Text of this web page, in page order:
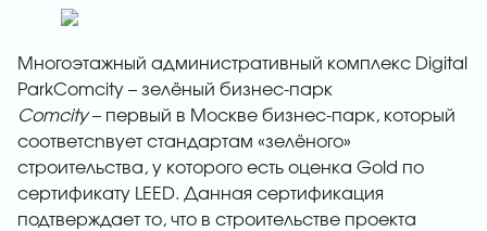
Многоэтажный административный комплекс Digital
ParkComcity – зелёный бизнес-парк
Comcity– первый в Москве бизнес-парк, который
соответсnвует стандартам «зелёного»
строительства, у которого есть оценка Gold по
сертификату LEED. Данная сертификация
подтверждает то, что в строительстве проекта